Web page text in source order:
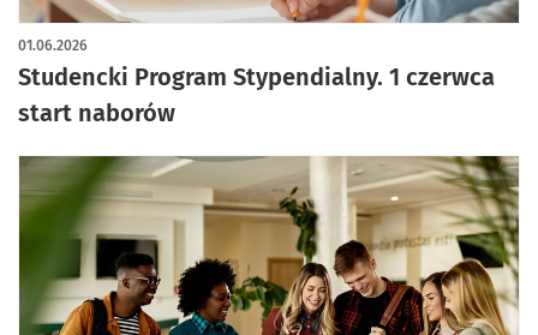
Studencki Program Stypendialny. 1 czerwca
start naborów
01.06.2026